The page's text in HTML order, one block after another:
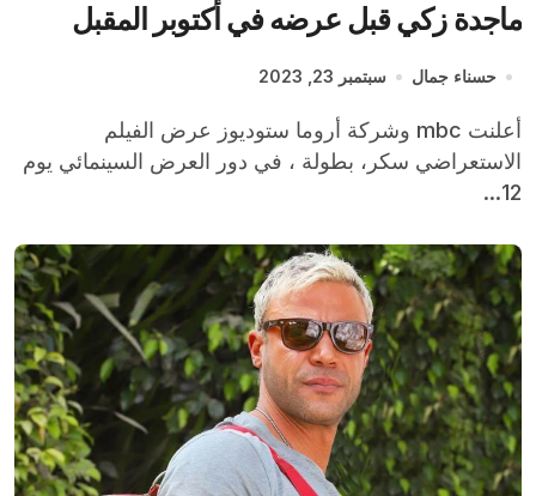
ماجدة زكي قبل عرضه في أكتوبر المقبل
حسناء جمال سبتمبر 23, 2023
أعلنت mbc وشركة أروما ستوديوز عرض الفيلم
الاستعراضي سكر، بطولة ، في دور العرض السينمائي يوم
12...